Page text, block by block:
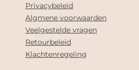
Privacybeleid
Algmene voorwaarden
Veelgestelde vragen
Retourbeleid
Klachtenregeling